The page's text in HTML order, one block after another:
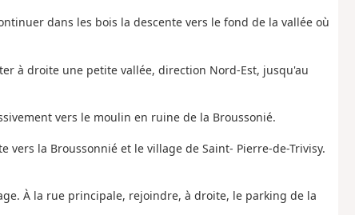
dans les bois la descente vers le fond de la vallée où
à droite une petite vallée, direction Nord-Est, jusqu'au
vers le moulin en ruine de la Broussonié.
la Broussonnié et le village de Saint- Pierre-de-Trivisy.
À la rue principale, rejoindre, à droite, le parking de la